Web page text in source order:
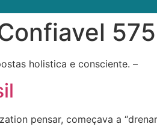
575
holistica e consciente. –
pensar, começava a